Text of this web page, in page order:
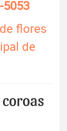
5053
flores
de
coroas